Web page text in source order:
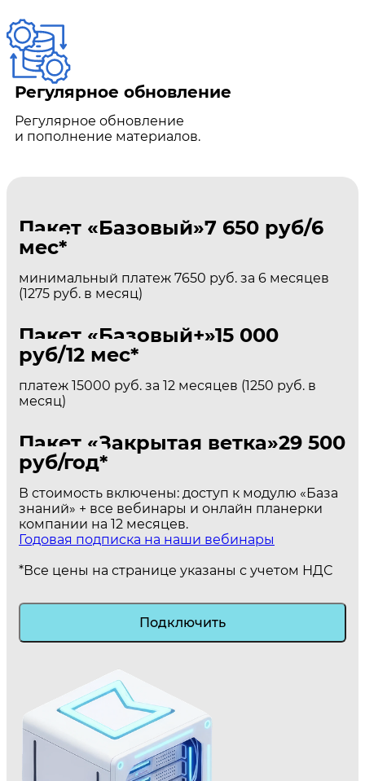
Регулярное обновление
Регулярное обновление
и пополнение материалов.
Пакет «Базовый»7 650 руб/6
мес*
минимальный платеж 7650 руб. за 6 месяцев
(1275 руб. в месяц)
Пакет «Базовый+»15 000
руб/12 мес*
платеж 15000 руб. за 12 месяцев (1250 руб. в
месяц)
Пакет «Закрытая ветка»29 500
руб/год*
В стоимость включены: доступ к модулю «База
знаний» + все вебинары и онлайн планерки
компании на 12 месяцев.
Годовая подписка на наши вебинары
*Все цены на странице указаны с учетом НДС
Подключить